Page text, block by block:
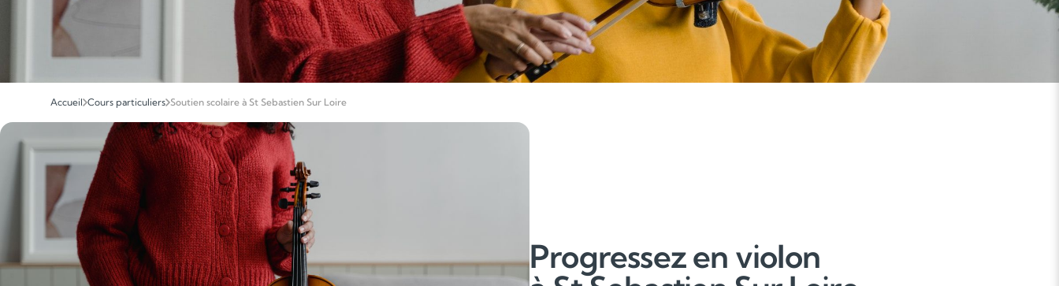
Accueil Cours particuliers Soutien scolaire à St Sebastien Sur Loire
Progressez en violon